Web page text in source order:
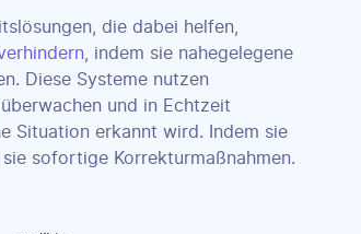
die dabei helfen,
, indem sie nahegelegene
Diese Systeme nutzen
und in Echtzeit
Situation erkannt wird. Indem sie
sofortige Korrekturmaßnahmen.